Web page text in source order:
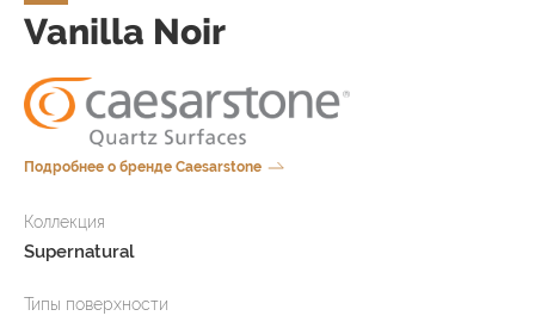
Vanilla Noir
Подробнее о бренде Caesarstone
Коллекция
Supernatural
Типы поверхности